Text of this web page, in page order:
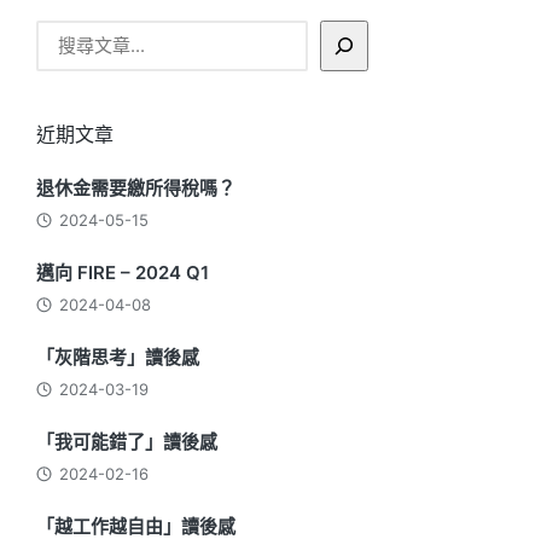
近期文章
退休金需要繳所得稅嗎？
2024-05-15
邁向 FIRE – 2024 Q1
2024-04-08
「灰階思考」讀後感
2024-03-19
「我可能錯了」讀後感
2024-02-16
「越工作越自由」讀後感